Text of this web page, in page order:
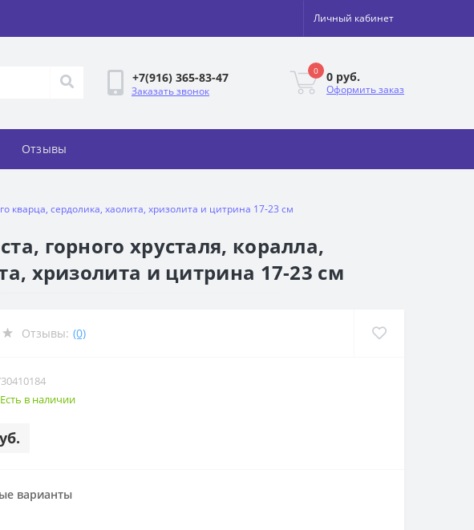
Личный кабинет
+7(916) 365-83-47
Заказать звонок
0 0 руб.
Оформить заказ
Отзывы
кварца, сердолика, хаолита, хризолита и цитрина 17-23 см
горного хрусталя, коралла,
хризолита и цитрина 17-23 см
Отзывы: (0)
Есть в наличии
варианты